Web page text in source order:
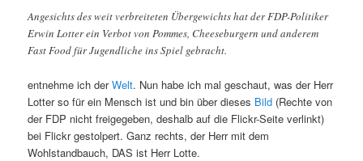
Angesichts des weit verbreiteten Übergewichts hat der FDP-Politiker
Erwin Lotter ein Verbot von Pommes, Cheeseburgern und anderem
Fast Food für Jugendliche ins Spiel gebracht.
entnehme ich derWelt. Nun habe ich mal geschaut, was der Herr
Lotter so für ein Mensch ist und bin über dieses Bild (Rechte von
der FDP nicht freigegeben, deshalb auf die Flickr-Seite verlinkt)
bei Flickr gestolpert. Ganz rechts, der Herr mit dem
Wohlstandbauch, DAS ist Herr Lotte.